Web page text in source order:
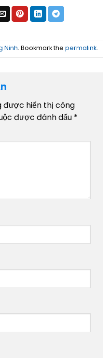
Ninh. Bookmark the permalink.
được hiển thị công
được đánh dấu *